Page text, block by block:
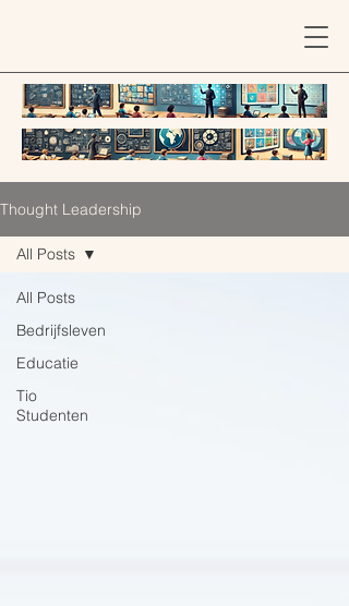
Thought Leadership
All Posts
Bedrijfsleven
Educatie
Tio
Studenten
All Posts